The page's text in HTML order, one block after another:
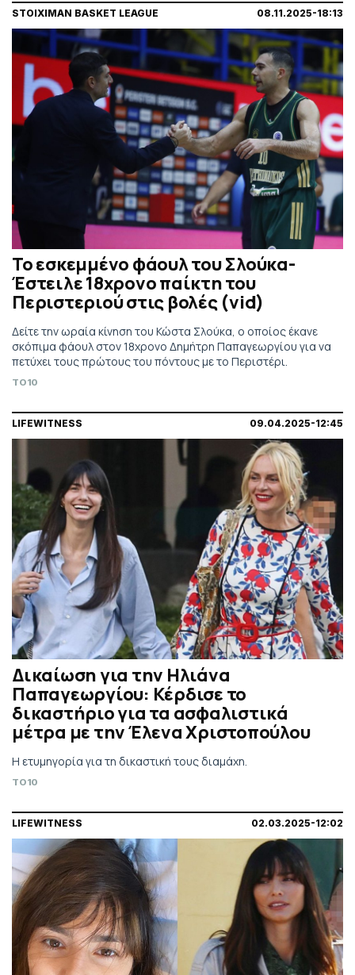
STOIXIMAN BASKET LEAGUE 08.11.2025-18:13
Το εσκεμμένο φάουλ του Σλούκα-
Έστειλε 18χρονο παίκτη του
Περιστεριού στις βολές (vid)
Δείτε την ωραία κίνηση του Κώστα Σλούκα, ο οποίος έκανε
σκόπιμα φάουλ στον 18χρονο Δημήτρη Παπαγεωργίου για να
πετύχει τους πρώτους του πόντους με το Περιστέρι.
TO10
LIFEWITNESS 09.04.2025-12:45
Δικαίωση για την Ηλιάνα
Παπαγεωργίου: Κέρδισε το
δικαστήριο για τα ασφαλιστικά
μέτρα με την Έλενα Χριστοπούλου
Η ετυμηγορία για τη δικαστική τους διαμάχη.
TO10
LIFEWITNESS 02.03.2025-12:02